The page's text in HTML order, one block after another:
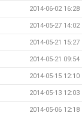
2014-06-02 16:28
2014-05-27 14:02
2014-05-21 15:27
2014-05-21 09:54
2014-05-15 12:10
2014-05-13 12:03
2014-05-06 12:18